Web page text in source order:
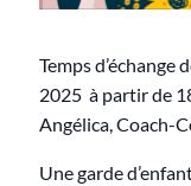
Temps d’échange
2025 à partir de
Angélica, Coach-
Une garde